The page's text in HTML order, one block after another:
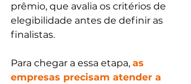
prêmio, que avalia os critérios de
elegibilidade antes de definir as
finalistas.
Para chegar a essa etapa, as
empresas precisam atender a